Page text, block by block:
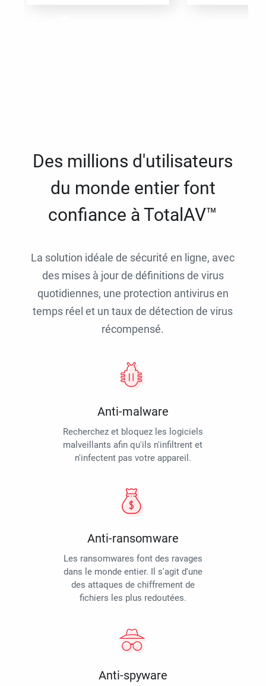
Des millions d'utilisateurs
du monde entier font
confiance à TotalAV™
La solution idéale de sécurité en ligne, avec
des mises à jour de définitions de virus
quotidiennes, une protection antivirus en
temps réel et un taux de détection de virus
récompensé.
Anti-malware
Recherchez et bloquez les logiciels
malveillants afin qu'ils n'infiltrent et
n'infectent pas votre appareil.
Anti-ransomware
Les ransomwares font des ravages
dans le monde entier. Il s'agit d'une
des attaques de chiffrement de
fichiers les plus redoutées.
Anti-spyware